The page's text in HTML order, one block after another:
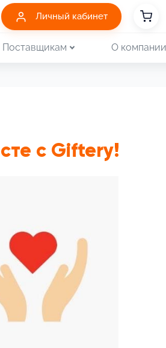
Личный кабинет
Поставщикам О
с Giftery!